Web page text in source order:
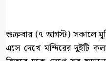
শুক্রবার (৭ আগস্ট) সকালে
এসে দেখে মন্দিরের দুইটি